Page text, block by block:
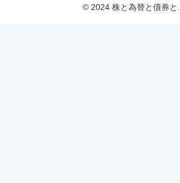
© 2024 株と為替と債券と.